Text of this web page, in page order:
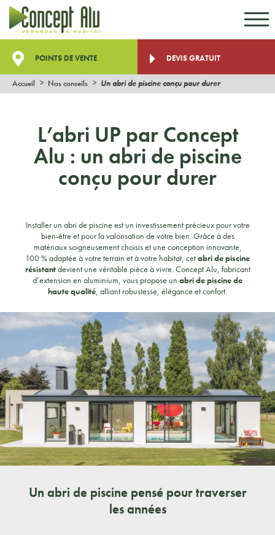
POINTS DE VENTE DEVIS GRATUIT
Accueil Nos conseils Un abri de piscine conçu pour durer
L’abri UP par Concept
Alu : un abri de piscine
conçu pour durer
Installer un abri de piscine est un investissement précieux pour votre
bien-être et pour la valorisation de votre bien. Grâce à des
matériaux soigneusement choisis et une conception innovante,
100 % adaptée à votre terrain et à votre habitat, cetabri de piscine
résistantdevient une véritable pièce à vivre. Concept Alu, fabricant
d’extension en aluminium, vous propose un abri de piscine de
haute qualité, alliant robustesse, élégance et confort.
Un abri de piscine pensé pour traverser
les années